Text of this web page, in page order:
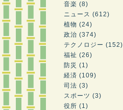
音楽 (8)
ニュース (612)
植物 (24)
政治 (374)
テクノロジー (152)
福祉 (26)
防災 (1)
経済 (109)
司法 (3)
スポーツ (3)
役所 (1)